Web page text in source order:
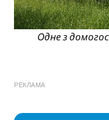
Одне з
РЕКЛАМА